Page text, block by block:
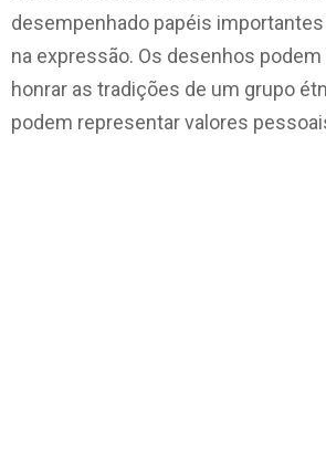
desempenhado papéis
na expressão. Os desenhos
honrar as tradições de um grupo
podem representar valores